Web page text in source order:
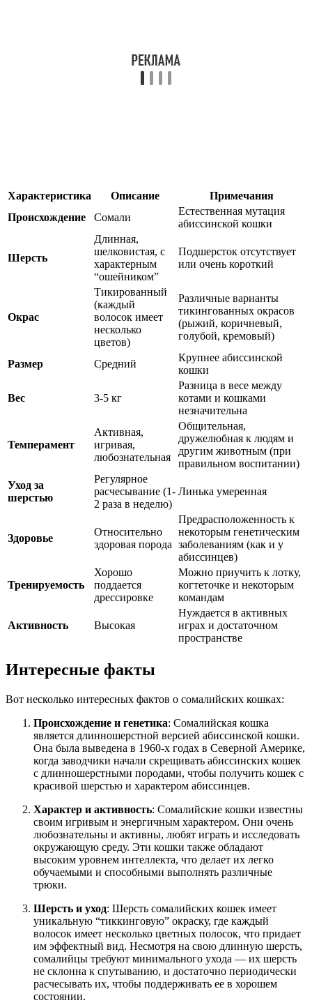
Характеристика Описание
Примечания
Происхождение
Сомали
Естественная мутация
абиссинской кошки
Шерсть
Длинная,
шелковистая, с
характерным
“ошейником”
Подшерсток отсутствует
или очень короткий
Окрас
Тикированный
(каждый
волосок имеет
несколько
цветов)
Различные варианты
тикингованных окрасов
(рыжий, коричневый,
голубой, кремовый)
Размер Средний
Крупнее абиссинской
кошки
Вес 3-5 кг
Разница в весе между
котами и кошками
незначительна
Темперамент
Активная,
игривая,
любознательная
Общительная,
дружелюбная к людям и
другим животным (при
правильном воспитании)
Уход за
шерстью
Регулярное
расчесывание (1-
2 раза в неделю)
Линька умеренная
Здоровье
Относительно
здоровая порода
Предрасположенность к
некоторым генетическим
заболеваниям (как и у
абиссинцев)
Тренируемость
Хорошо
поддается
дрессировке
Можно приучить к лотку,
когтеточке и некоторым
командам
Активность Высокая
Нуждается в активных
играх и достаточном
пространстве
Интересные факты
Вот несколько интересных фактов о сомалийских кошках:
Происхождение и генетика: Сомалийская кошка
является длинношерстной версией абиссинской кошки.
Она была выведена в 1960-х годах в Северной Америке,
когда заводчики начали скрещивать абиссинских кошек
с длинношерстными породами, чтобы получить кошек с
красивой шерстью и характером абиссинцев.
Характер и активность: Сомалийские кошки известны
своим игривым и энергичным характером. Они очень
любознательны и активны, любят играть и исследовать
окружающую среду. Эти кошки также обладают
высоким уровнем интеллекта, что делает их легко
обучаемыми и способными выполнять различные
трюки.
Шерсть и уход: Шерсть сомалийских кошек имеет
уникальную “тиккинговую” окраску, где каждый
волосок имеет несколько цветных полосок, что придает
им эффектный вид. Несмотря на свою длинную шерсть,
сомалийцы требуют минимального ухода — их шерсть
не склонна к спутыванию, и достаточно периодически
расчесывать их, чтобы поддерживать ее в хорошем
состоянии.